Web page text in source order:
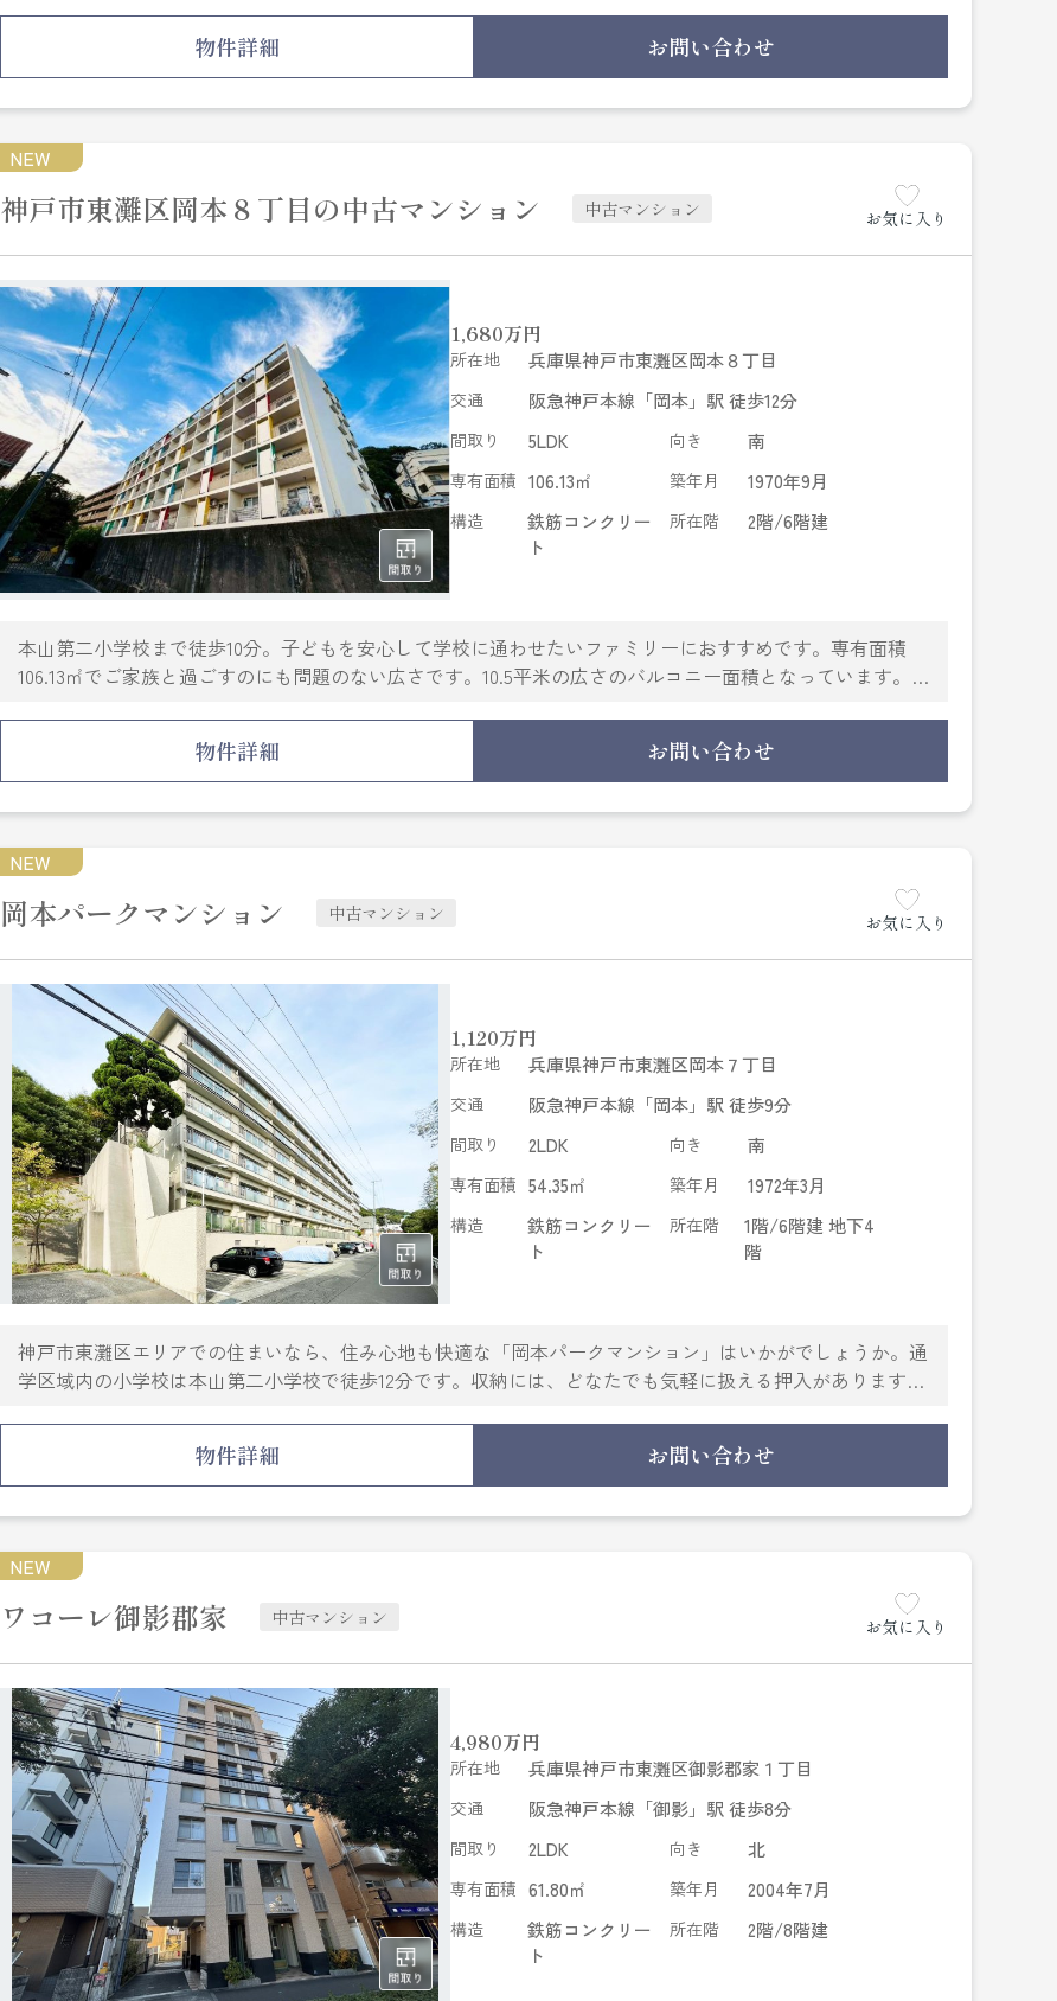
○直接現地に行って、周辺環境も自分達で見てみたい。
○小さい子供がいるけど、車が無いので迎えに来て欲しい
○ご高齢で長時間歩けない。
○他に希望条件に合いそうな物件があれば資料が欲しい
○現在の住まいの価格が知りたい。何でもお気軽にご相談下さい！
物件詳細 お問い合わせ
NEW
神戸市東灘区岡本８丁目の中古マンション 中古マンション お気に入り
1,680万円
所在地 兵庫県神戸市東灘区岡本８丁目
交通 阪急神戸本線「岡本」駅 徒歩12分
間取り 5LDK 向き 南
専有面積 106.13㎡ 築年月 1970年9月
構造
鉄筋コンクリー
ト
所在階 2階/6階建
本山第二小学校まで徒歩10分。子どもを安心して学校に通わせたいファミリーにおすすめです。専有面積
106.13㎡でご家族と過ごすのにも問題のない広さです。10.5平米の広さのバルコニー面積となっています。通
物件詳細 お問い合わせ
NEW
岡本パークマンション 中古マンション お気に入り
1,120万円
所在地 兵庫県神戸市東灘区岡本７丁目
交通 阪急神戸本線「岡本」駅 徒歩9分
間取り 2LDK 向き 南
専有面積 54.35㎡ 築年月 1972年3月
構造
鉄筋コンクリー
ト
所在階
1階/6階建 地下4
階
神戸市東灘区エリアでの住まいなら、住み心地も快適な「岡本パークマンション」はいかがでしょうか。通
学区域内の小学校は本山第二小学校で徒歩12分です。収納には、どなたでも気軽に扱える押入があります。
物件詳細 お問い合わせ
NEW
ワコーレ御影郡家 中古マンション お気に入り
4,980万円
所在地 兵庫県神戸市東灘区御影郡家１丁目
交通 阪急神戸本線「御影」駅 徒歩8分
間取り 2LDK 向き 北
専有面積 61.80㎡ 築年月 2004年7月
構造
鉄筋コンクリー
ト
所在階 2階/8階建